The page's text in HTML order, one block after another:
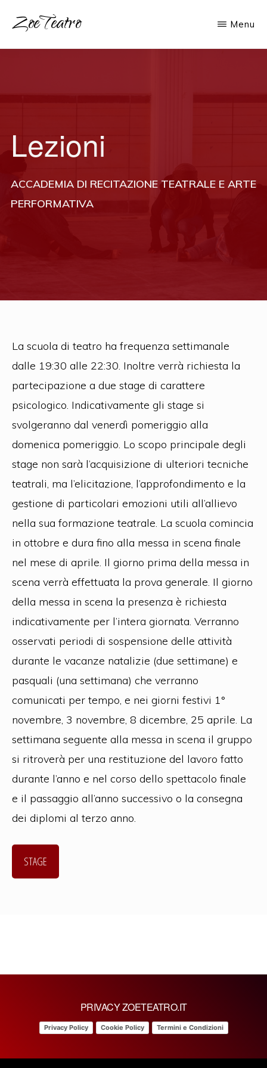
contenuto
ZoeTeatro
Scuola
Menu
Lezioni
ACCADEMIA DI RECITAZIONE TEATRALE E ARTE
PERFORMATIVA
La scuola di teatro ha frequenza settimanale
dalle 19:30 alle 22:30. Inoltre verrà richiesta la
partecipazione a due stage di carattere
psicologico. Indicativamente gli stage si
svolgeranno dal venerdì pomeriggio alla
domenica pomeriggio. Lo scopo principale degli
stage non sarà l’acquisizione di ulteriori tecniche
teatrali, ma l’elicitazione, l’approfondimento e la
gestione di particolari emozioni utili all’allievo
nella sua formazione teatrale. La scuola comincia
in ottobre e dura fino alla messa in scena finale
nel mese di aprile. Il giorno prima della messa in
scena verrà effettuata la prova generale. Il giorno
della messa in scena la presenza è richiesta
indicativamente per l’intera giornata. Verranno
osservati periodi di sospensione delle attività
durante le vacanze natalizie (due settimane) e
pasquali (una settimana) che verranno
comunicati per tempo, e nei giorni festivi 1°
novembre, 3 novembre, 8 dicembre, 25 aprile. La
settimana seguente alla messa in scena il gruppo
si ritroverà per una restituzione del lavoro fatto
durante l’anno e nel corso dello spettacolo finale
e il passaggio all’anno successivo o la consegna
dei diplomi al terzo anno.
STAGE
PRIVACY ZOETEATRO.IT
Privacy Policy Cookie Policy Termini e Condizioni